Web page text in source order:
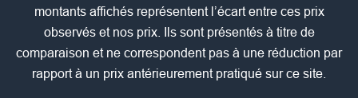
montants affichés représentent l’écart entre ces prix
observés et nos prix. Ils sont présentés à titre de
comparaison et ne correspondent pas à une réduction par
rapport à un prix antérieurement pratiqué sur ce site.